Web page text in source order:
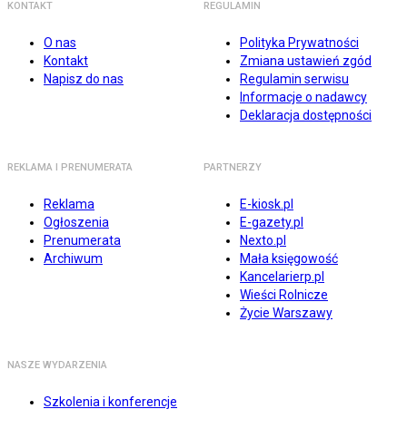
KONTAKT
O nas
Kontakt
Napisz do nas
REGULAMIN
Polityka Prywatności
Zmiana ustawień zgód
Regulamin serwisu
Informacje o nadawcy
Deklaracja dostępności
REKLAMA I PRENUMERATA
Reklama
Ogłoszenia
Prenumerata
Archiwum
PARTNERZY
E-kiosk.pl
E-gazety.pl
Nexto.pl
Mała księgowość
Kancelarierp.pl
Wieści Rolnicze
Życie Warszawy
NASZE WYDARZENIA
Szkolenia i konferencje